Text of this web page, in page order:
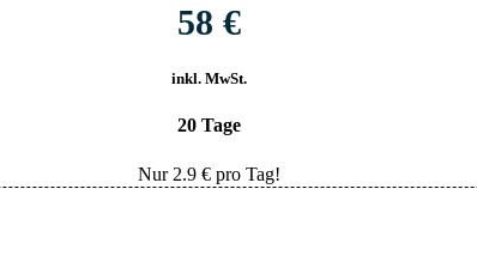
58 €
inkl. MwSt.
20 Tage
Nur 2.9€ pro Tag!